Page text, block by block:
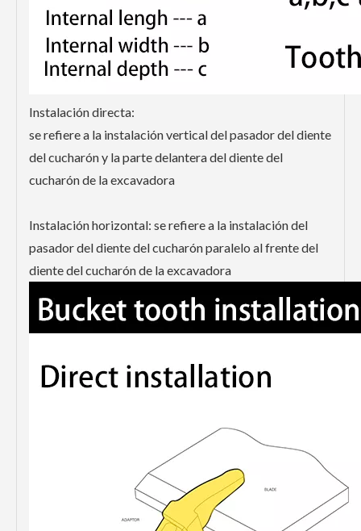
Instalación directa:
se refiere a la instalación vertical del pasador del diente
del cucharón y la parte delantera del diente del
cucharón de la excavadora
Instalación horizontal: se refiere a la instalación del
pasador del diente del cucharón paralelo al frente del
diente del cucharón de la excavadora